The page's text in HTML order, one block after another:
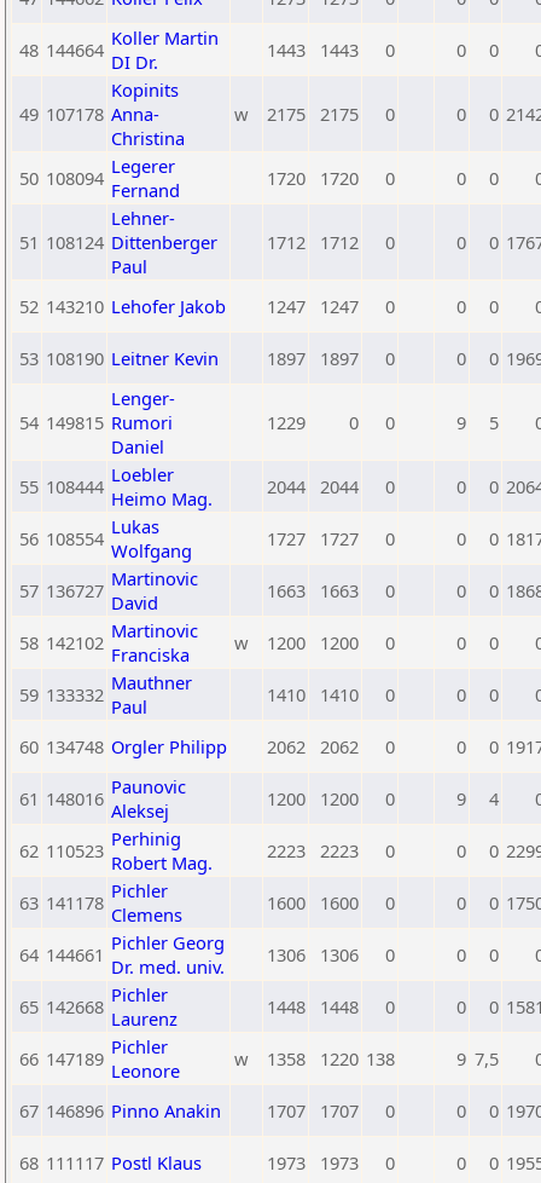
48 144664 Koller Martin
DI Dr.
1443 1443 0 0 0
49 107178
Kopinits
Anna-
Christina
w 2175 2175 0 0 0
50 108094 Legerer
Fernand
1720 1720 0 0 0
51 108124
Lehner-
Dittenberger
Paul
1712 1712 0 0 0
52 143210 Lehofer Jakob 1247 1247 0 0 0
53 108190 Leitner Kevin 1897 1897 0 0 0
54 149815
Lenger-
Rumori
Daniel
1229 0 0 9 5
55 108444 Loebler
Heimo Mag.
2044 2044 0 0 0
56 108554 Lukas
Wolfgang
1727 1727 0 0 0
57 136727 Martinovic
David
1663 1663 0 0 0
58 142102 Martinovic
Franciska
w 1200 1200 0 0 0
59 133332 Mauthner
Paul
1410 1410 0 0 0
60 134748 Orgler Philipp 2062 2062 0 0 0
61 148016 Paunovic
Aleksej
1200 1200 0 9 4
62 110523 Perhinig
Robert Mag.
2223 2223 0 0 0
63 141178 Pichler
Clemens
1600 1600 0 0 0
64 144661 Pichler Georg
Dr. med. univ.
1306 1306 0 0 0
65 142668 Pichler
Laurenz
1448 1448 0 0 0
66 147189 Pichler
Leonore
w 1358 1220 138 9 7,5
67 146896 Pinno Anakin 1707 1707 0 0 0
68 111117 Postl Klaus 1973 1973 0 0 0